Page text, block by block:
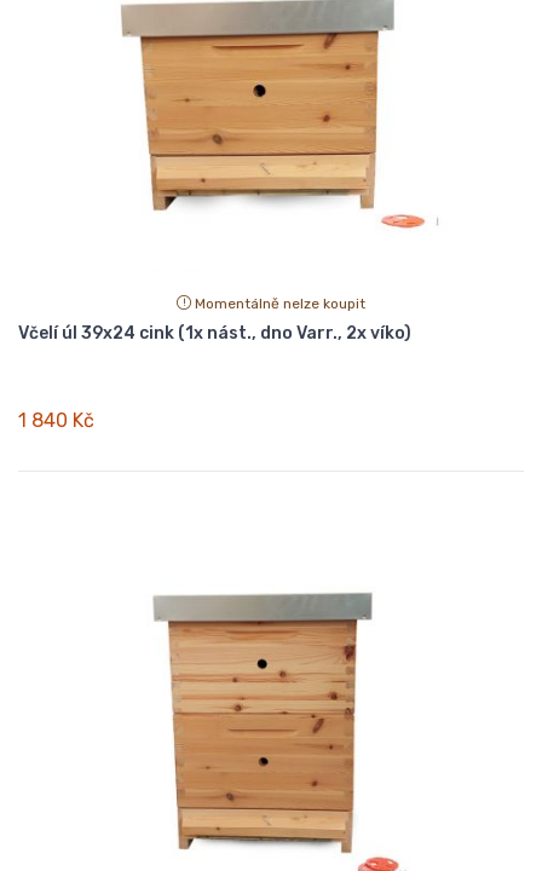
Momentálně nelze koupit
Včelí úl 39x24 cink (1x nást., dno Varr., 2x víko)
1 840 Kč